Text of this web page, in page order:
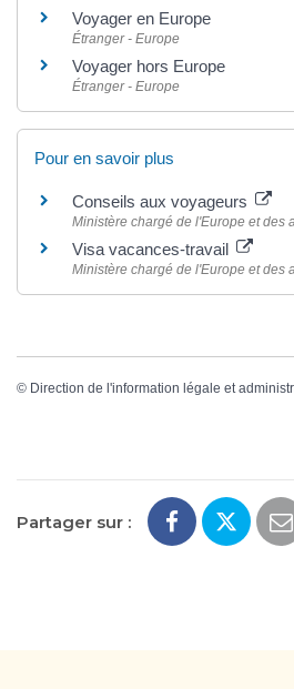
Voyager en Europe
Étranger - Europe
Voyager hors Europe
Étranger - Europe
Pour en savoir plus
Conseils aux voyageurs
Ministère chargé de l'Europe et des
Visa vacances-travail
Ministère chargé de l'Europe et des
© Direction de l'information légale et
Partager sur :